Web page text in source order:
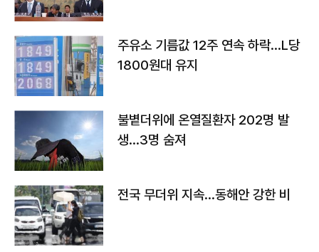
주유소 기름값 12주 연속 하락…L당
1800원대 유지
불볕더위에 온열질환자 202명 발
생…3명 숨져
전국 무더위 지속…동해안 강한 비